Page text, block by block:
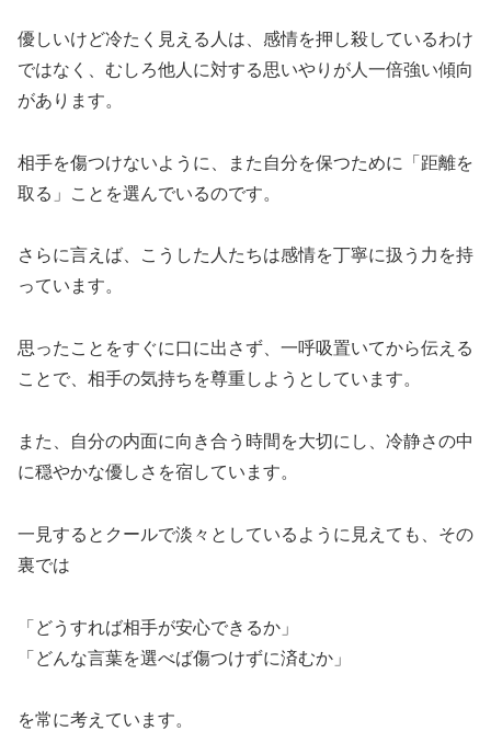
優しいけど冷たく見える人は、感情を押し殺しているわけ
ではなく、むしろ他人に対する思いやりが人一倍強い傾向
があります。
相手を傷つけないように、また自分を保つために「距離を
取る」ことを選んでいるのです。
さらに言えば、こうした人たちは感情を丁寧に扱う力を持
っています。
思ったことをすぐに口に出さず、一呼吸置いてから伝える
ことで、相手の気持ちを尊重しようとしています。
また、自分の内面に向き合う時間を大切にし、冷静さの中
に穏やかな優しさを宿しています。
一見するとクールで淡々としているように見えても、その
裏では
「どうすれば相手が安心できるか」
「どんな言葉を選べば傷つけずに済むか」
を常に考えています。